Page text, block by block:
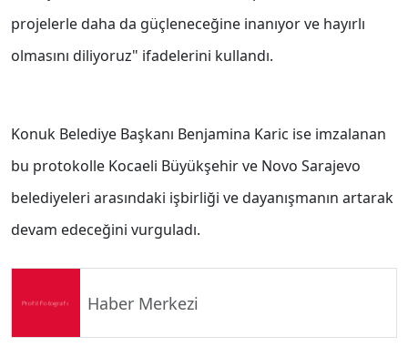
projelerle daha da güçleneceğine inanıyor ve hayırlı
olmasını diliyoruz" ifadelerini kullandı.
Konuk Belediye Başkanı Benjamina Karic ise imzalanan
bu protokolle Kocaeli Büyükşehir ve Novo Sarajevo
belediyeleri arasındaki işbirliği ve dayanışmanın artarak
devam edeceğini vurguladı.
Haber Merkezi